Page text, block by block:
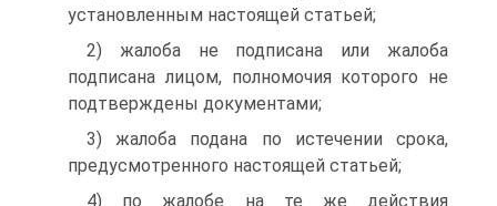
установленным настоящей статьей;
2) жалоба не подписана или жалоба
подписана лицом, полномочия которого не
подтверждены документами;
3) жалоба подана по истечении срока,
предусмотренного настоящей статьей;
4) по жалобе на те же действия